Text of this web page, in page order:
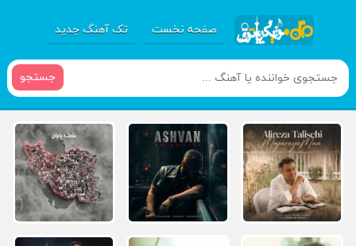
صفحه نخست تک آهنگ جدید
جستجو